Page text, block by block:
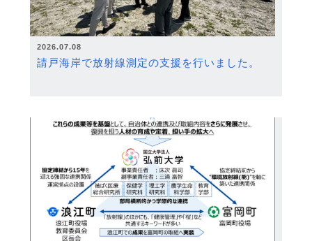
2026.07.08
請戸海岸で放射線測定の支援を行いました。